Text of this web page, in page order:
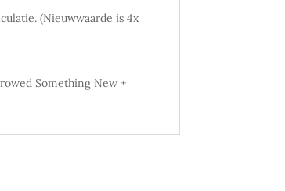
(Nieuwwaarde is 4x
Something New +